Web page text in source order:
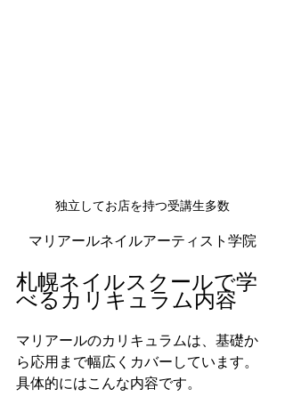
独立してお店を持つ受講生多数
マリアールネイルアーティスト学院
札幌ネイルスクールで学
べるカリキュラム内容
マリアールのカリキュラムは、基礎か
ら応用まで幅広くカバーしています。
具体的にはこんな内容です。